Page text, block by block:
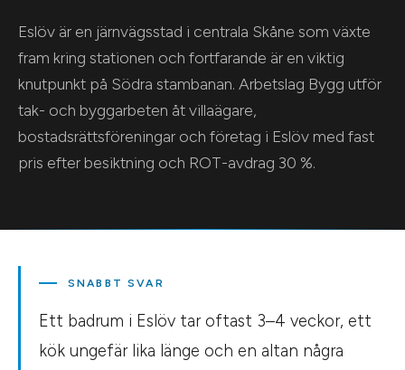
Eslöv är en järnvägsstad i centrala Skåne som växte
fram kring stationen och fortfarande är en viktig
knutpunkt på Södra stambanan. Arbetslag Bygg utför
tak- och byggarbeten åt villaägare,
bostadsrättsföreningar och företag i Eslöv med fast
pris efter besiktning och ROT-avdrag 30 %.
SNABBT SVAR
Ett badrum i Eslöv tar oftast 3–4 veckor, ett
kök ungefär lika länge och en altan några